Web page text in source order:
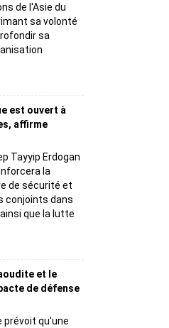
de l'Asie du
sa volonté
sa
est ouvert à
affirme
Tayyip Erdogan
la
de sécurité et
conjoints dans
que la lutte
et le
de défense
prévoit qu'une